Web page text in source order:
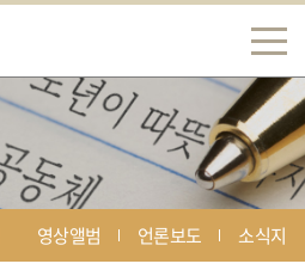
영상앨범 언론보도 소식지